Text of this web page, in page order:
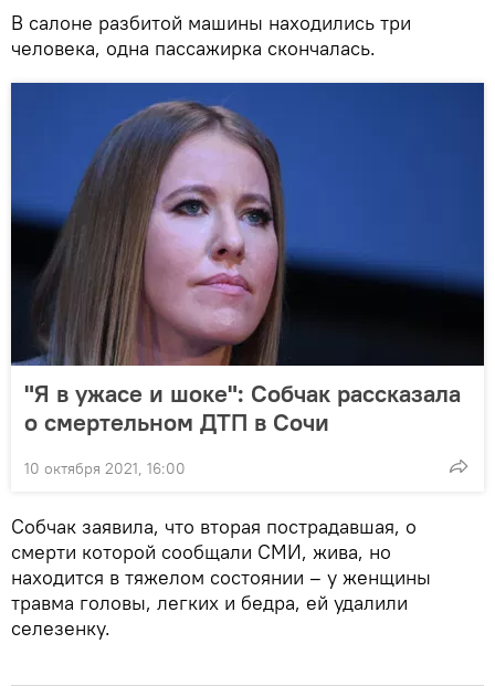
В салоне разбитой машины находились три
человека, одна пассажирка скончалась.
"Я в ужасе и шоке": Собчак рассказала
о смертельном ДТП в Сочи
10 октября 2021, 16:00
Собчак заявила, что вторая пострадавшая, о
смерти которой сообщали СМИ, жива, но
находится в тяжелом состоянии – у женщины
травма головы, легких и бедра, ей удалили
селезенку.